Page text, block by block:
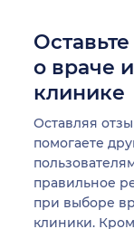
о враче
клинике
Оставляя
помогаете
правильное
при выборе
клиники.